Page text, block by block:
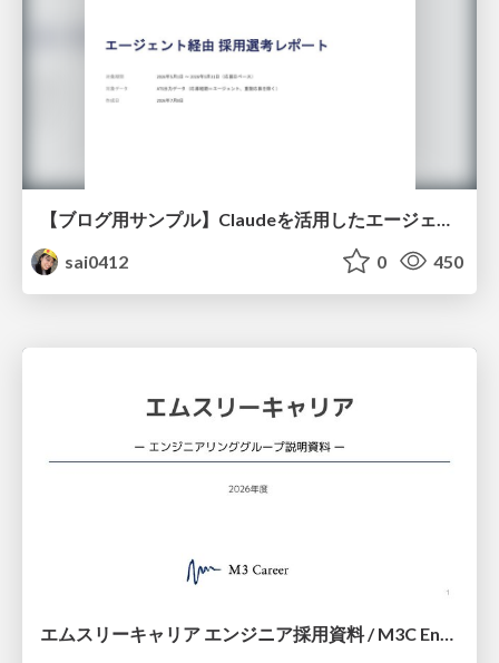
sai0412
0 450
エムスリーキャリア エンジニア採用資料 / M3C Engineer Guide